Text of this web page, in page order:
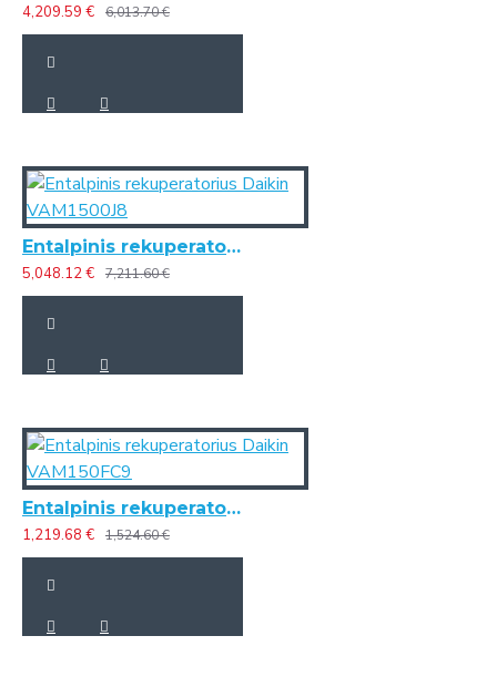
4,209.59 € 6,013.70 €
Entalpinis rekuperatorius Daikin VAM1500J8
5,048.12 € 7,211.60 €
Entalpinis rekuperatorius Daikin VAM150FC9
1,219.68 € 1,524.60 €